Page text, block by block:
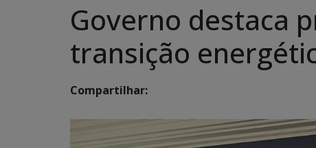
Governo destaca
transição
Compartilhar: